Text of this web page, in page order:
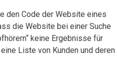
den Code der Website eines
die Website bei einer Suche
keine Ergebnisse für
Liste von Kunden und deren